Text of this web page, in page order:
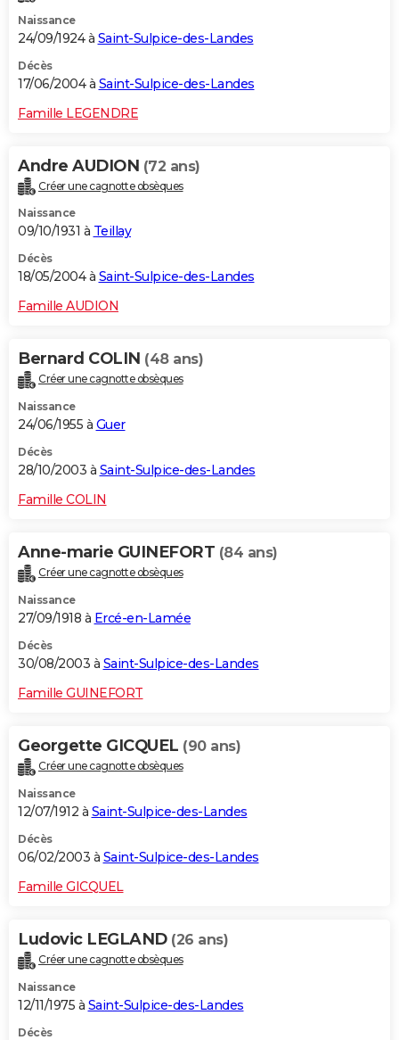
Naissance
24/09/1924 à Saint-Sulpice-des-Landes
Décès
17/06/2004 à Saint-Sulpice-des-Landes
Famille LEGENDRE
Andre AUDION (72 ans)
Créer une cagnotte obsèques
Naissance
09/10/1931 à Teillay
Décès
18/05/2004 à Saint-Sulpice-des-Landes
Famille AUDION
Bernard COLIN (48 ans)
Créer une cagnotte obsèques
Naissance
24/06/1955 à Guer
Décès
28/10/2003 à Saint-Sulpice-des-Landes
Famille COLIN
Anne-marie GUINEFORT (84 ans)
Créer une cagnotte obsèques
Naissance
27/09/1918 à Ercé-en-Lamée
Décès
30/08/2003 à Saint-Sulpice-des-Landes
Famille GUINEFORT
Georgette GICQUEL (90 ans)
Créer une cagnotte obsèques
Naissance
12/07/1912 à Saint-Sulpice-des-Landes
Décès
06/02/2003 à Saint-Sulpice-des-Landes
Famille GICQUEL
Ludovic LEGLAND (26 ans)
Créer une cagnotte obsèques
Naissance
12/11/1975 à Saint-Sulpice-des-Landes
Décès